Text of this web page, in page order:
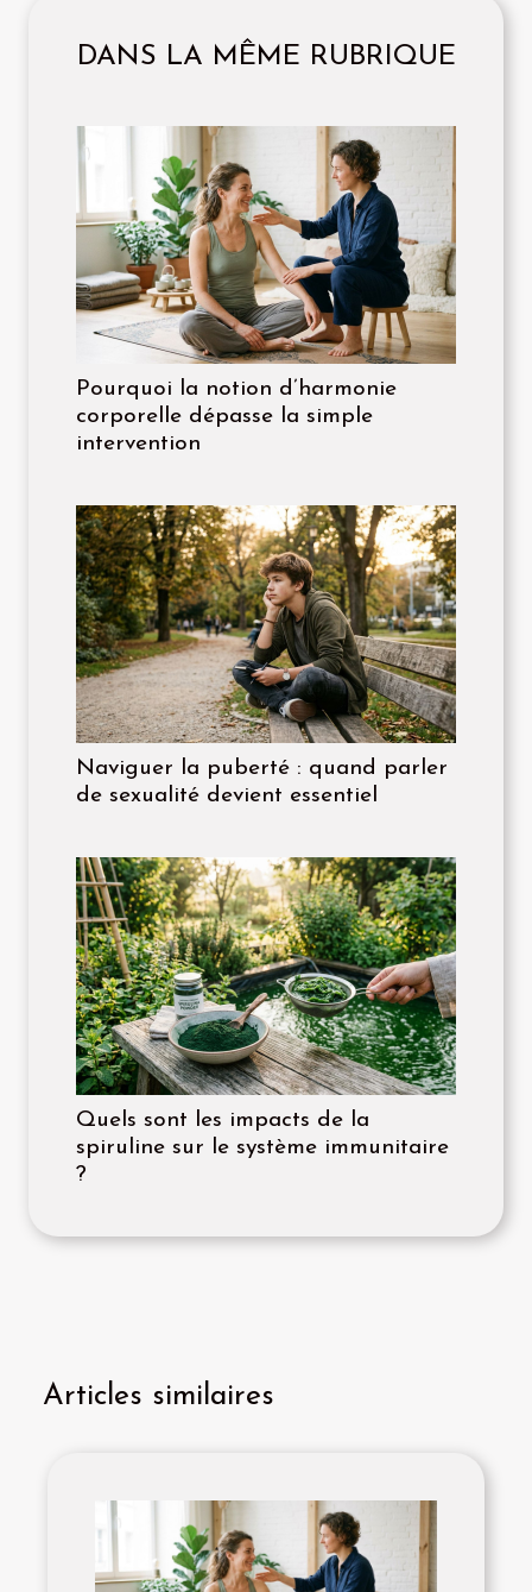
DANS LA MÊME RUBRIQUE
Pourquoi la notion d’harmonie
corporelle dépasse la simple
intervention
Naviguer la puberté : quand parler
de sexualité devient essentiel
Quels sont les impacts de la
spiruline sur le système immunitaire
?
Articles similaires